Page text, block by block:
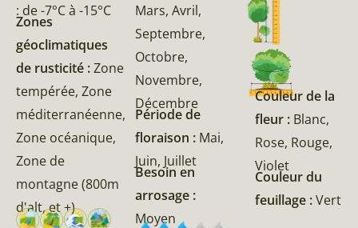
: de -7°C à -15°C
Zones
géoclimatiques
de rusticité :Zone
tempérée, Zone
méditerranéenne,
Zone océanique,
Zone de
montagne (800m
d'alt, et +)
Mars, Avril,
Septembre,
Octobre,
Novembre,
Décembre
Période de
floraison : Mai,
Juin, Juillet
Besoin en
arrosage :
Moyen
Couleur de la
fleur : Blanc,
Rose, Rouge,
Violet
Couleur du
feuillage :Vert